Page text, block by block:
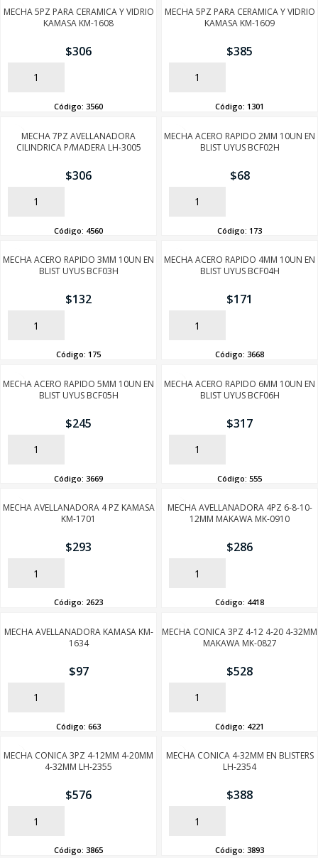
MECHA 5PZ PARA CERAMICA Y VIDRIO
KAMASA KM-1608
$306
AÑADIR
Código: 3560
MECHA 5PZ PARA CERAMICA Y VIDRIO
KAMASA KM-1609
$385
AÑADIR
Código: 1301
MECHA 7PZ AVELLANADORA
CILINDRICA P/MADERA LH-3005
$306
AÑADIR
Código: 4560
MECHA ACERO RAPIDO 2MM 10UN EN
BLIST UYUS BCF02H
$68
AÑADIR
Código: 173
MECHA ACERO RAPIDO 3MM 10UN EN
BLIST UYUS BCF03H
$132
AÑADIR
Código: 175
MECHA ACERO RAPIDO 4MM 10UN EN
BLIST UYUS BCF04H
$171
AÑADIR
Código: 3668
MECHA ACERO RAPIDO 5MM 10UN EN
BLIST UYUS BCF05H
$245
AÑADIR
Código: 3669
MECHA ACERO RAPIDO 6MM 10UN EN
BLIST UYUS BCF06H
$317
AÑADIR
Código: 555
MECHA AVELLANADORA 4 PZ KAMASA
KM-1701
$293
AÑADIR
Código: 2623
MECHA AVELLANADORA 4PZ 6-8-10-
12MM MAKAWA MK-0910
$286
AÑADIR
Código: 4418
MECHA AVELLANADORA KAMASA KM-
1634
$97
AÑADIR
Código: 663
MECHA CONICA 3PZ 4-12 4-20 4-32MM
MAKAWA MK-0827
$528
AÑADIR
Código: 4221
MECHA CONICA 3PZ 4-12MM 4-20MM
4-32MM LH-2355
$576
AÑADIR
Código: 3865
MECHA CONICA 4-32MM EN BLISTERS
LH-2354
$388
AÑADIR
Código: 3893